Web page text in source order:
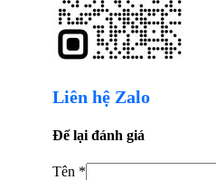
Liên hệ Zalo
Để lại đánh giá
Tên *